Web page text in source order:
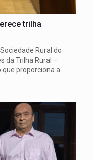
trilha
Rural do
da Trilha Rural –
que proporciona a